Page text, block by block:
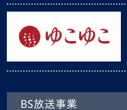
BS放送事業